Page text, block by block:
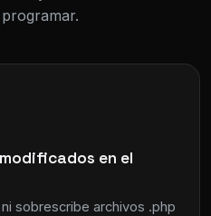
en el
sobrescribe archivos .php